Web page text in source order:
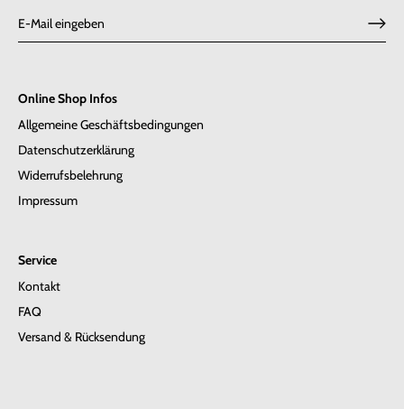
Online Shop Infos
Allgemeine Geschäftsbedingungen
Datenschutzerklärung
Widerrufsbelehrung
Impressum
Service
Kontakt
FAQ
Versand & Rücksendung